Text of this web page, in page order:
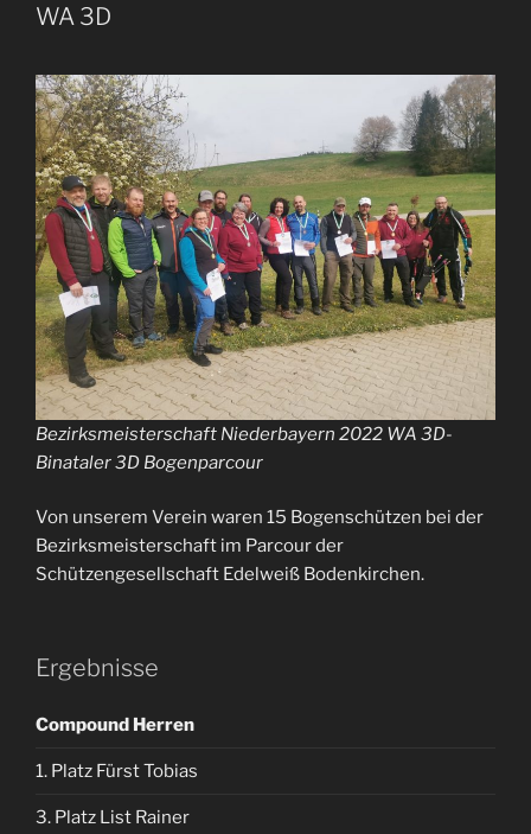
WA 3D
Bezirksmeisterschaft Niederbayern 2022 WA 3D-
Binataler 3D Bogenparcour
Von unserem Verein waren 15 Bogenschützen bei der
Bezirksmeisterschaft im Parcour der
Schützengesellschaft Edelweiß Bodenkirchen.
Ergebnisse
Compound Herren
1. Platz Fürst Tobias
3. Platz List Rainer